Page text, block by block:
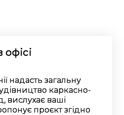
офісі
надасть загальну
каркасно-
вислухає ваші
проєкт згідно